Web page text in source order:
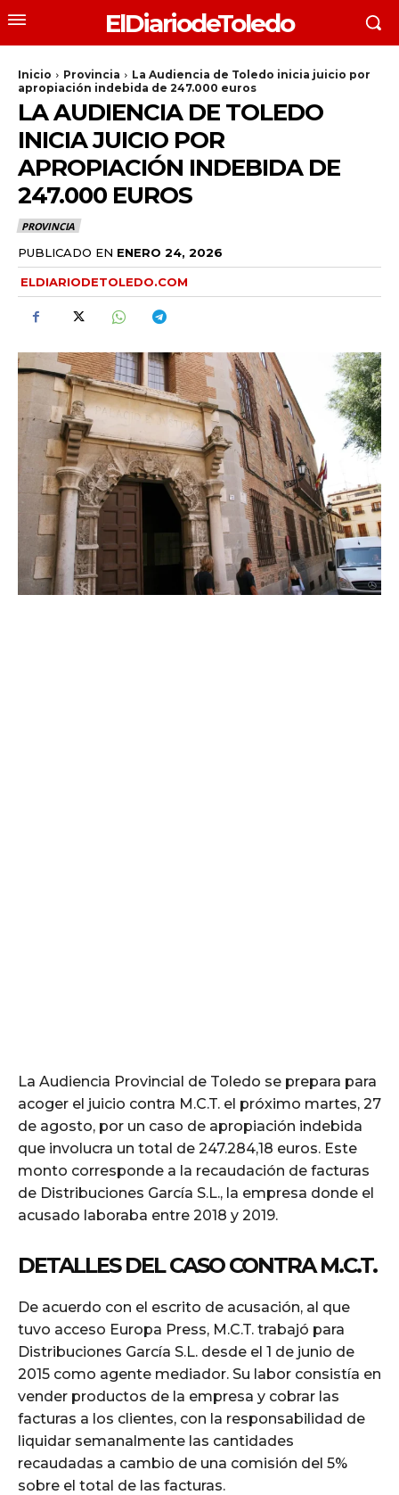
ElDiariodeToledo
Inicio Provincia
La Audiencia de Toledo inicia juicio por
apropiación indebida de 247.000 euros
LA AUDIENCIA DE TOLEDO
INICIA JUICIO POR
APROPIACIÓN INDEBIDA DE
247.000 EUROS
PROVINCIA
PUBLICADO EN ENERO 24, 2026
ELDIARIODETOLEDO.COM
La Audiencia Provincial de Toledo se prepara para
acoger el juicio contra M.C.T. el próximo martes, 27
de agosto, por un caso de apropiación indebida
que involucra un total de 247.284,18 euros. Este
monto corresponde a la recaudación de facturas
de Distribuciones García S.L., la empresa donde el
acusado laboraba entre 2018 y 2019.
DETALLES DEL CASO CONTRA M.C.T.
De acuerdo con el escrito de acusación, al que
tuvo acceso Europa Press, M.C.T. trabajó para
Distribuciones García S.L. desde el 1 de junio de
2015 como agente mediador. Su labor consistía en
vender productos de la empresa y cobrar las
facturas a los clientes, con la responsabilidad de
liquidar semanalmente las cantidades
recaudadas a cambio de una comisión del 5%
sobre el total de las facturas.